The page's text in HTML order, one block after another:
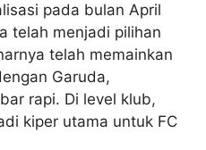
pada bulan April
telah menjadi pilihan
telah memainkan
Garuda,
rapi. Di level klub,
kiper utama untuk FC